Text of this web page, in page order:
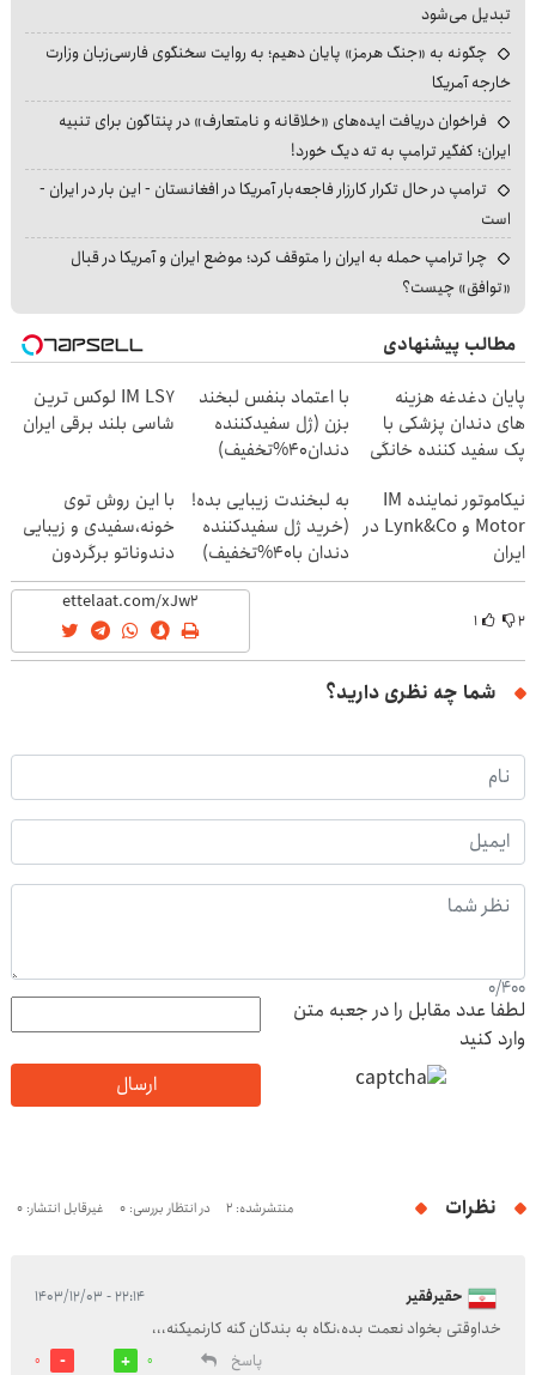
تبدیل می‌شود
چگونه به «جنگ هرمز» پایان دهیم؛ به روایت سخنگوی فارسی‌زبان وزارت
خارجه آمریکا
فراخوان دریافت ایده‌های «خلاقانه و نامتعارف» در پنتاگون برای تنبیه
ایران؛ کفگیر ترامپ به ته دیگ خورد!
ترامپ در حال تکرار کارزار فاجعه‌بار آمریکا در افغانستان - این بار در ایران -
است
چرا ترامپ حمله به ایران را متوقف کرد؛ موضع ایران و آمریکا در قبال
«توافق» چیست؟
مطالب پیشنهادی
پایان دغدغه هزینه
های دندان پزشکی با
پک سفید کننده خانگی
با اعتماد بنفس لبخند
بزن (ژل سفیدکننده
دندان40%تخفیف)
IM LS7 لوکس ترین
شاسی بلند برقی ایران
نیکاموتور نماینده IM
Motor و Lynk&Co در
ایران
به لبخندت زیبایی بده!
(خرید ژل سفیدکننده
دندان با40%تخفیف)
با این روش توی
خونه،سفیدی و زیبایی
دندوناتو برگردون
(40%off)
۲ ۱
شما چه نظری دارید؟
0/400
لطفا عدد مقابل را در جعبه متن
وارد کنید
ارسال
نظرات منتشرشده: 2 در انتظار بررسی: 0 غیرقابل انتشار: 0
حقیرفقیر ۲۲:۱۴ - ۱۴۰۳/۱۲/۰۳
خداوقتی بخواد نعمت بده،نگاه به بندگان گنه کارنمیکنه،،،
پاسخ
0
0